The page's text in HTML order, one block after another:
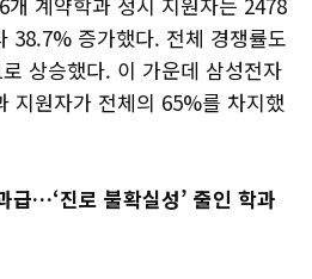
38.7% 증가했다. 전체 경쟁률도
상승했다. 이 가운데 삼성전자
지원자가 전체의 65%를 차지했
급…‘진로 불확실성’ 줄인 학과